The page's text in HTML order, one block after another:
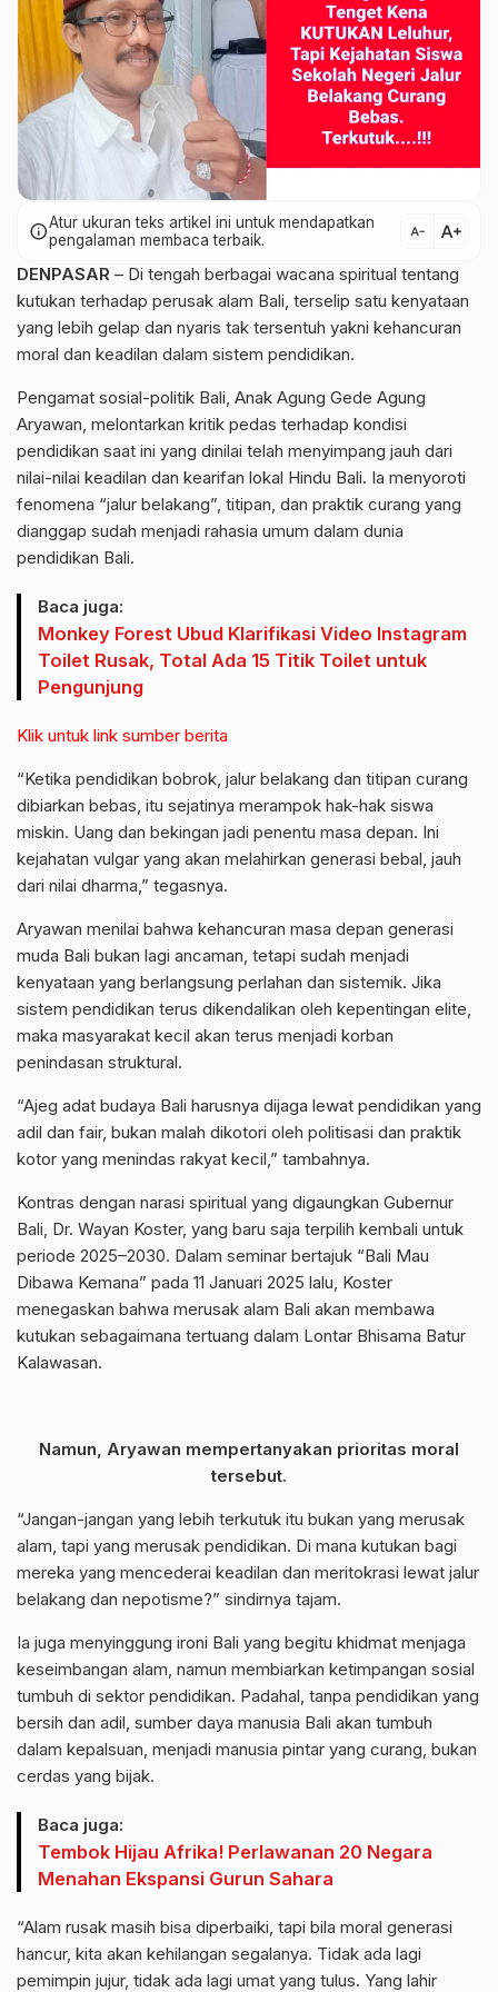
infoAtur ukuran teks artikel ini untuk mendapatkan
pengalaman membaca terbaik.
text_decrease text_increase
DENPASAR – Di tengah berbagai wacana spiritual tentang
kutukan terhadap perusak alam Bali, terselip satu kenyataan
yang lebih gelap dan nyaris tak tersentuh yakni kehancuran
moral dan keadilan dalam sistem pendidikan.
Pengamat sosial-politik Bali, Anak Agung Gede Agung
Aryawan, melontarkan kritik pedas terhadap kondisi
pendidikan saat ini yang dinilai telah menyimpang jauh dari
nilai-nilai keadilan dan kearifan lokal Hindu Bali. Ia menyoroti
fenomena “jalur belakang”, titipan, dan praktik curang yang
dianggap sudah menjadi rahasia umum dalam dunia
pendidikan Bali.
Baca juga:
Monkey Forest Ubud Klarifikasi Video Instagram
Toilet Rusak, Total Ada 15 Titik Toilet untuk
Pengunjung
Klik untuk link sumber berita
“Ketika pendidikan bobrok, jalur belakang dan titipan curang
dibiarkan bebas, itu sejatinya merampok hak-hak siswa
miskin. Uang dan bekingan jadi penentu masa depan. Ini
kejahatan vulgar yang akan melahirkan generasi bebal, jauh
dari nilai dharma,” tegasnya.
Aryawan menilai bahwa kehancuran masa depan generasi
muda Bali bukan lagi ancaman, tetapi sudah menjadi
kenyataan yang berlangsung perlahan dan sistemik. Jika
sistem pendidikan terus dikendalikan oleh kepentingan elite,
maka masyarakat kecil akan terus menjadi korban
penindasan struktural.
“Ajeg adat budaya Bali harusnya dijaga lewat pendidikan yang
adil dan fair, bukan malah dikotori oleh politisasi dan praktik
kotor yang menindas rakyat kecil,” tambahnya.
Kontras dengan narasi spiritual yang digaungkan Gubernur
Bali, Dr. Wayan Koster, yang baru saja terpilih kembali untuk
periode 2025–2030. Dalam seminar bertajuk “Bali Mau
Dibawa Kemana” pada 11 Januari 2025 lalu, Koster
menegaskan bahwa merusak alam Bali akan membawa
kutukan sebagaimana tertuang dalam Lontar Bhisama Batur
Kalawasan.
Namun, Aryawan mempertanyakan prioritas moral
tersebut.
“Jangan-jangan yang lebih terkutuk itu bukan yang merusak
alam, tapi yang merusak pendidikan. Di mana kutukan bagi
mereka yang mencederai keadilan dan meritokrasi lewat jalur
belakang dan nepotisme?” sindirnya tajam.
Ia juga menyinggung ironi Bali yang begitu khidmat menjaga
keseimbangan alam, namun membiarkan ketimpangan sosial
tumbuh di sektor pendidikan. Padahal, tanpa pendidikan yang
bersih dan adil, sumber daya manusia Bali akan tumbuh
dalam kepalsuan, menjadi manusia pintar yang curang, bukan
cerdas yang bijak.
Baca juga:
Tembok Hijau Afrika! Perlawanan 20 Negara
Menahan Ekspansi Gurun Sahara
“Alam rusak masih bisa diperbaiki, tapi bila moral generasi
hancur, kita akan kehilangan segalanya. Tidak ada lagi
pemimpin jujur, tidak ada lagi umat yang tulus. Yang lahir